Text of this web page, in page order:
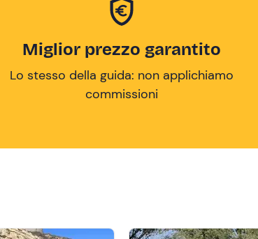
Miglior prezzo garantito
Lo stesso della guida: non applichiamo
commissioni